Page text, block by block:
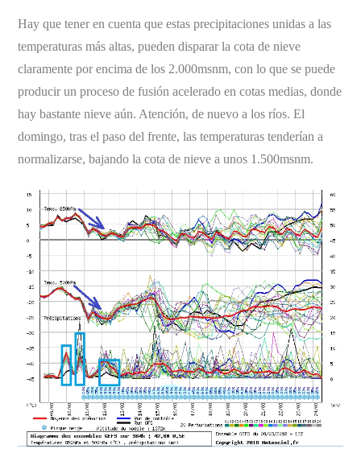
Hay que tener en cuenta que estas precipitaciones unidas a las
temperaturas más altas, pueden disparar la cota de nieve
claramente por encima de los 2.000msnm, con lo que se puede
producir un proceso de fusión acelerado en cotas medias, donde
hay bastante nieve aún. Atención, de nuevo a los ríos. El
domingo, tras el paso del frente, las temperaturas tenderían a
normalizarse, bajando la cota de nieve a unos 1.500msnm.